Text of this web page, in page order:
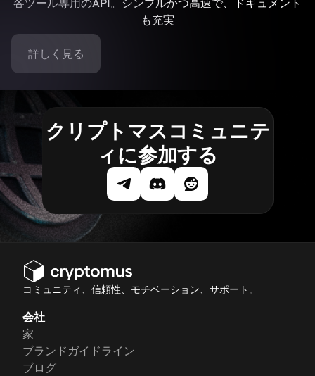
各ツール専用のAPI。シンプルかつ高速で、ドキュメント
も充実
詳しく見る
クリプトマスコミュニテ
ィに参加する
コミュニティ、信頼性、モチベーション、サポート。
会社
家
ブランドガイドライン
ブログ